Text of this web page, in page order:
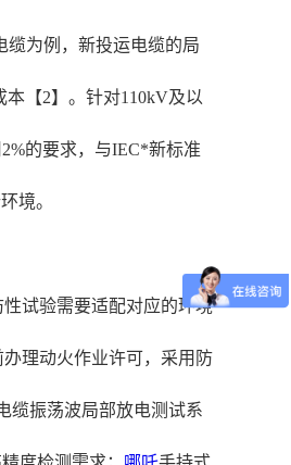
缆为例，新投运电缆的局
【2】。针对110kV及以
的要求，与IEC*新标准
境。
试验需要适配对应的环境
理动火作业许可，采用防
缆振荡波局部放电测试系